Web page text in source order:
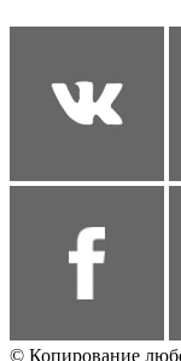
© Копирование